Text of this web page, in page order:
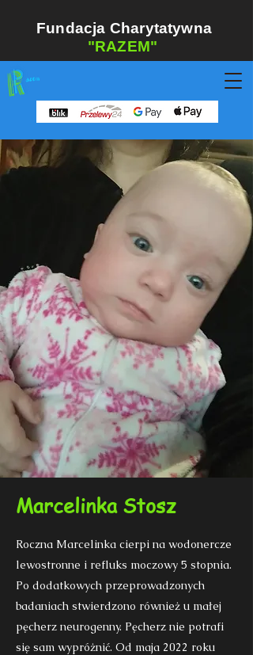
Fundacja Charytatywna
"RAZEM"
Marcelinka Stosz
Roczna Marcelinka cierpi na wodonercze
lewostronne i refluks moczowy 5 stopnia.
Po dodatkowych przeprowadzonych
badaniach stwierdzono również u małej
pęcherz neurogenny. Pęcherz nie potrafi
się sam wypróżnić. Od maja 2022 roku